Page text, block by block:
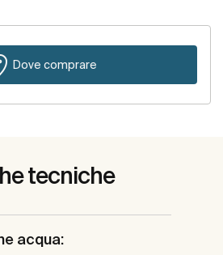
Dove comprare
tecniche
acqua: